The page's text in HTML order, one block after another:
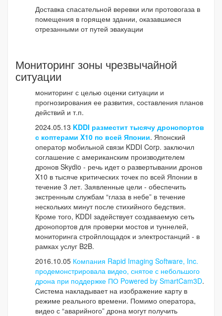
Доставка спасательной веревки или протовогаза в
помещения в горящем здании, оказавшиеся
отрезанными от путей эвакуации
Мониторинг зоны чрезвычайной
ситуации
мониторинг с целью оценки ситуации и
прогнозирования ее развития, составления планов
действий и т.п.
2024.05.13 KDDI разместит тысячу дронопортов
с коптерами X10 по всей Японии. Японский
оператор мобильной связи KDDI Corp. заключил
соглашение с американским производителем
дронов Skydio - речь идет о развертывании дронов
X10 в тысяче критических точек по всей Японии в
течение 3 лет. Заявленные цели - обеспечить
экстренным службам “глаза в небе” в течение
нескольких минут после стихийного бедствия.
Кроме того, KDDI задействует создаваемую сеть
дронопортов для проверки мостов и туннелей,
мониторинга стройплощадок и электростанций - в
рамках услуг B2B.
2016.10.05 Компания Rapid Imaging Software, Inc.
продемонстрировала видео, снятое с небольшого
дрона при поддержке ПО Powered by SmartCam3D.
Система накладывает на изображение карту в
режиме реального времени. Помимо оператора,
видео с “аварийного” дрона могут получить